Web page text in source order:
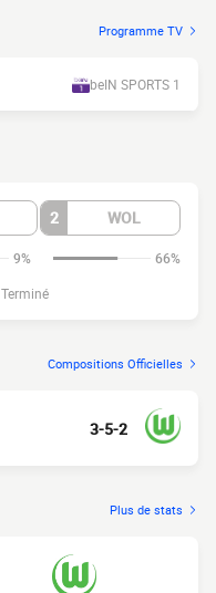
Programme TV
beIN SPORTS 1
2 WOL
9%
66%
Terminé
Compositions Officielles
3-5-2
Plus de stats